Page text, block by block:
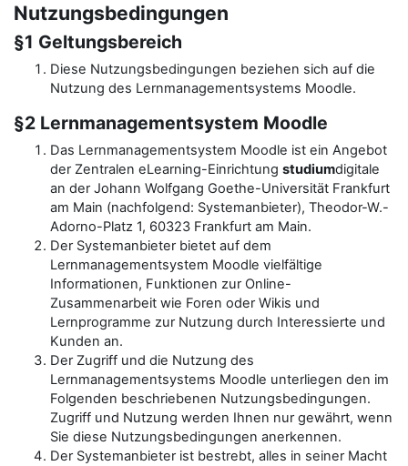
Nutzungsbedingungen
§1 Geltungsbereich
Diese Nutzungsbedingungen beziehen sich auf die
Nutzung des Lernmanagementsystems Moodle.
§2 Lernmanagementsystem Moodle
Das Lernmanagementsystem Moodle ist ein Angebot
der Zentralen eLearning-Einrichtung studiumdigitale
an der Johann Wolfgang Goethe-Universität Frankfurt
am Main (nachfolgend: Systemanbieter), Theodor-W.-
Adorno-Platz 1, 60323 Frankfurt am Main.
Der Systemanbieter bietet auf dem
Lernmanagementsystem Moodle vielfältige
Informationen, Funktionen zur Online-
Zusammenarbeit wie Foren oder Wikis und
Lernprogramme zur Nutzung durch Interessierte und
Kunden an.
Der Zugriff und die Nutzung des
Lernmanagementsystems Moodle unterliegen den im
Folgenden beschriebenen Nutzungsbedingungen.
Zugriff und Nutzung werden Ihnen nur gewährt, wenn
Sie diese Nutzungsbedingungen anerkennen.
Der Systemanbieter ist bestrebt, alles in seiner Macht